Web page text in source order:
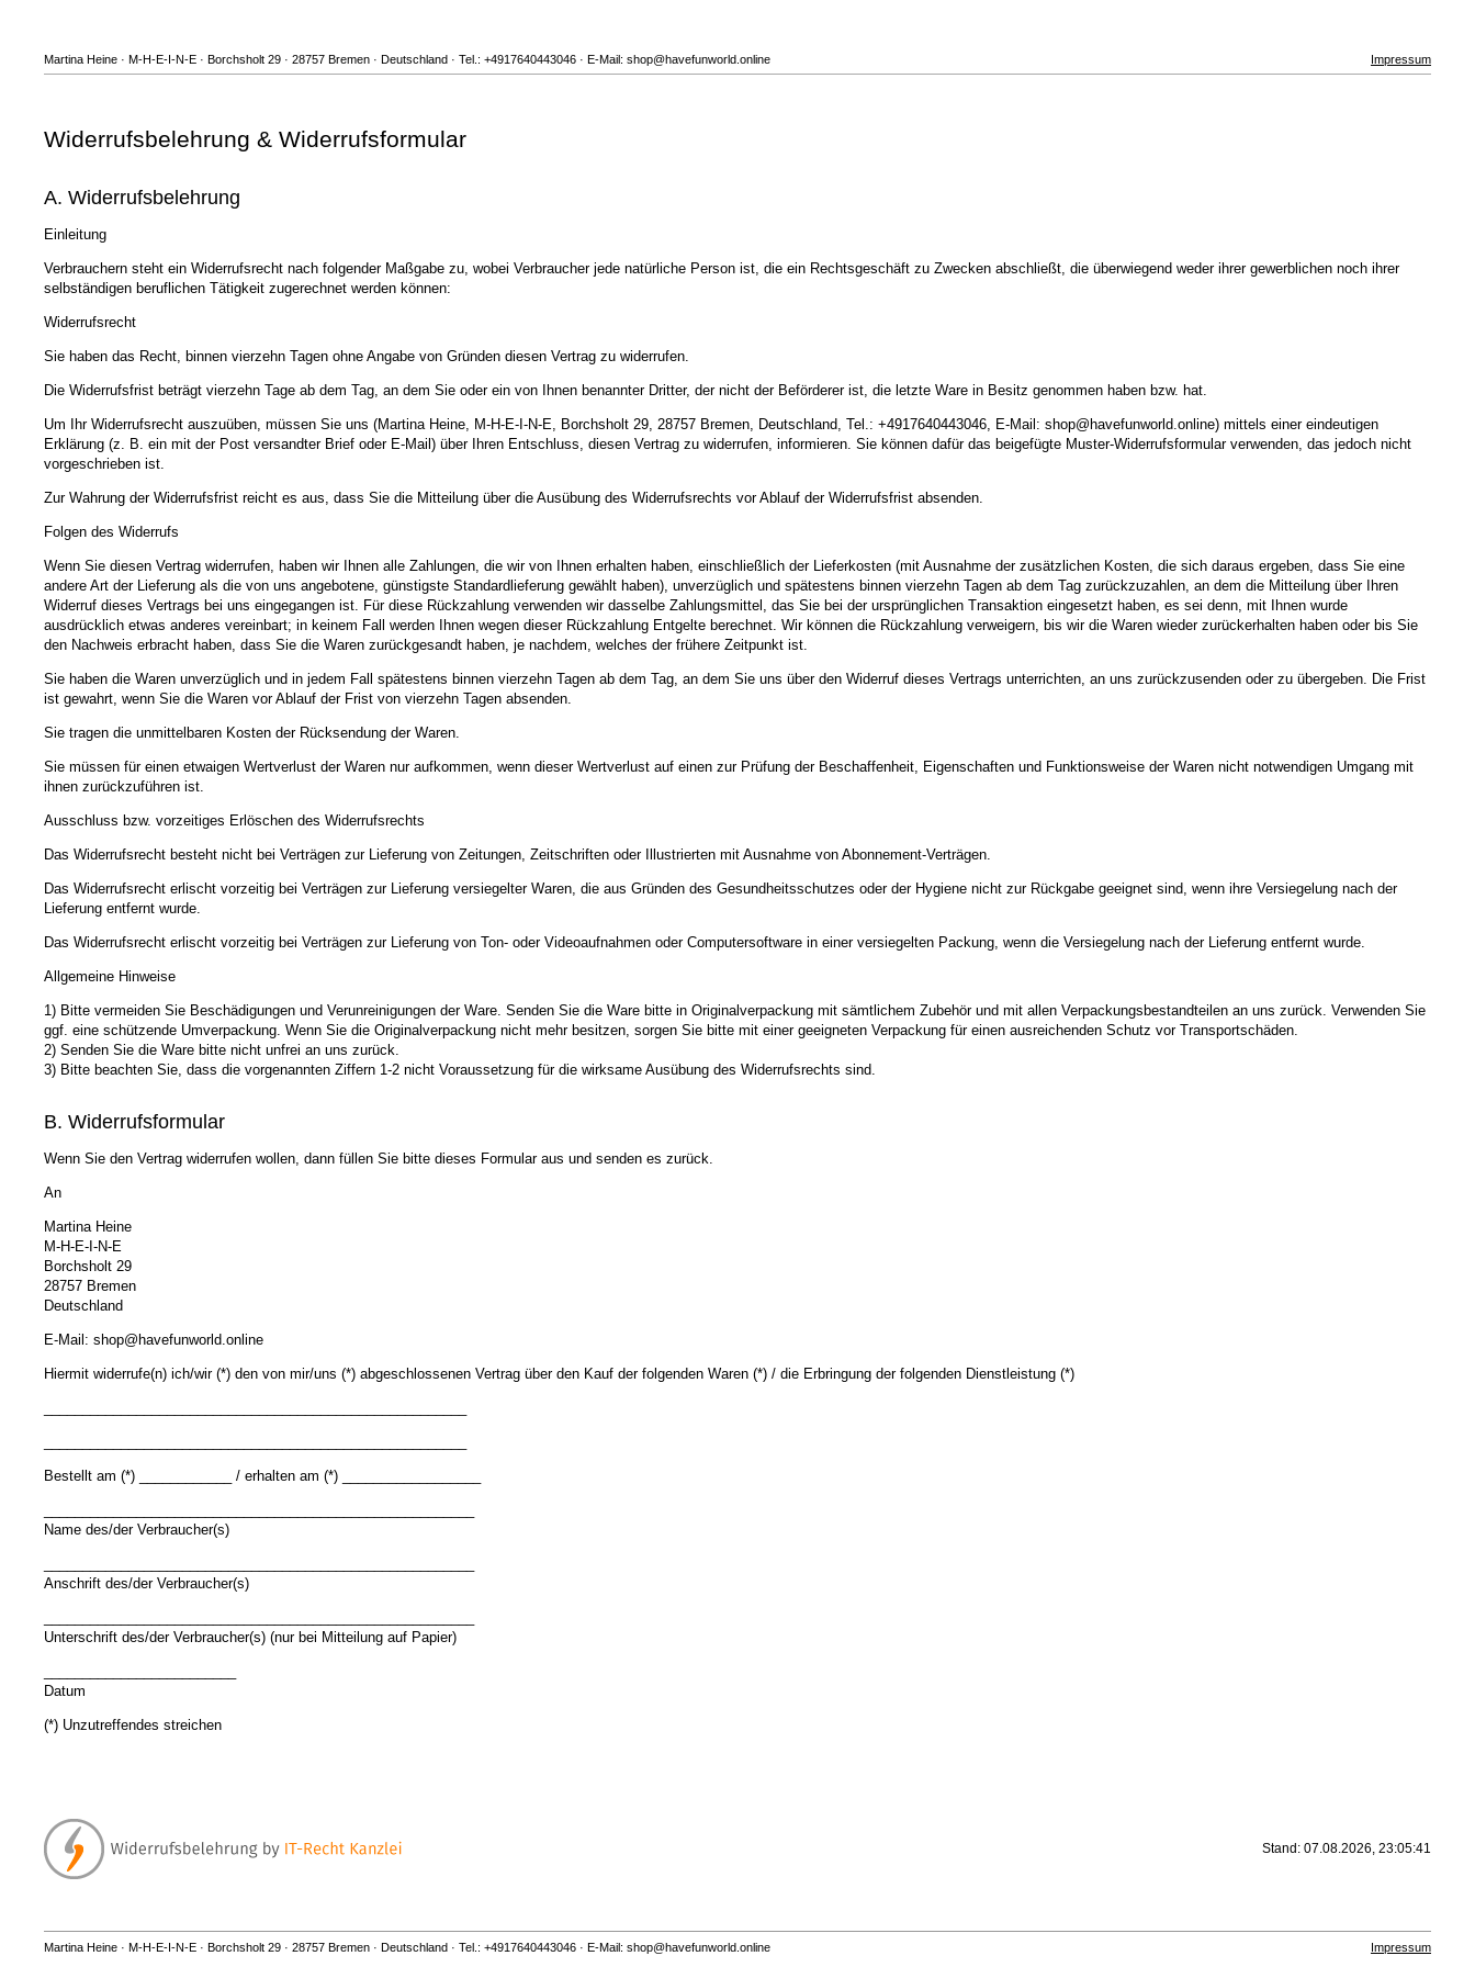
Martina Heine · M-H-E-I-N-E · Borchsholt 29 · 28757 Bremen · Deutschland · Tel.: +4917640443046 · E-Mail: shop@havefunworld.online Impressum
Widerrufsbelehrung & Widerrufsformular
A. Widerrufsbelehrung
Einleitung
Verbrauchern steht ein Widerrufsrecht nach folgender Maßgabe zu, wobei Verbraucher jede natürliche Person ist, die ein Rechtsgeschäft zu Zwecken abschließt, die überwiegend weder ihrer gewerblichen noch ihrer
selbständigen beruflichen Tätigkeit zugerechnet werden können:
Widerrufsrecht
Sie haben das Recht, binnen vierzehn Tagen ohne Angabe von Gründen diesen Vertrag zu widerrufen.
Die Widerrufsfrist beträgt vierzehn Tage ab dem Tag, an dem Sie oder ein von Ihnen benannter Dritter, der nicht der Beförderer ist, die letzte Ware in Besitz genommen haben bzw. hat.
Um Ihr Widerrufsrecht auszuüben, müssen Sie uns (Martina Heine, M-H-E-I-N-E, Borchsholt 29, 28757 Bremen, Deutschland, Tel.: +4917640443046, E-Mail: shop@havefunworld.online) mittels einer eindeutigen
Erklärung (z. B. ein mit der Post versandter Brief oder E-Mail) über Ihren Entschluss, diesen Vertrag zu widerrufen, informieren. Sie können dafür das beigefügte Muster-Widerrufsformular verwenden, das jedoch nicht
vorgeschrieben ist.
Zur Wahrung der Widerrufsfrist reicht es aus, dass Sie die Mitteilung über die Ausübung des Widerrufsrechts vor Ablauf der Widerrufsfrist absenden.
Folgen des Widerrufs
Wenn Sie diesen Vertrag widerrufen, haben wir Ihnen alle Zahlungen, die wir von Ihnen erhalten haben, einschließlich der Lieferkosten (mit Ausnahme der zusätzlichen Kosten, die sich daraus ergeben, dass Sie eine
andere Art der Lieferung als die von uns angebotene, günstigste Standardlieferung gewählt haben), unverzüglich und spätestens binnen vierzehn Tagen ab dem Tag zurückzuzahlen, an dem die Mitteilung über Ihren
Widerruf dieses Vertrags bei uns eingegangen ist. Für diese Rückzahlung verwenden wir dasselbe Zahlungsmittel, das Sie bei der ursprünglichen Transaktion eingesetzt haben, es sei denn, mit Ihnen wurde
ausdrücklich etwas anderes vereinbart; in keinem Fall werden Ihnen wegen dieser Rückzahlung Entgelte berechnet. Wir können die Rückzahlung verweigern, bis wir die Waren wieder zurückerhalten haben oder bis Sie
den Nachweis erbracht haben, dass Sie die Waren zurückgesandt haben, je nachdem, welches der frühere Zeitpunkt ist.
Sie haben die Waren unverzüglich und in jedem Fall spätestens binnen vierzehn Tagen ab dem Tag, an dem Sie uns über den Widerruf dieses Vertrags unterrichten, an uns zurückzusenden oder zu übergeben. Die Frist
ist gewahrt, wenn Sie die Waren vor Ablauf der Frist von vierzehn Tagen absenden.
Sie tragen die unmittelbaren Kosten der Rücksendung der Waren.
Sie müssen für einen etwaigen Wertverlust der Waren nur aufkommen, wenn dieser Wertverlust auf einen zur Prüfung der Beschaffenheit, Eigenschaften und Funktionsweise der Waren nicht notwendigen Umgang mit
ihnen zurückzuführen ist.
Ausschluss bzw. vorzeitiges Erlöschen des Widerrufsrechts
Das Widerrufsrecht besteht nicht bei Verträgen zur Lieferung von Zeitungen, Zeitschriften oder Illustrierten mit Ausnahme von Abonnement-Verträgen.
Das Widerrufsrecht erlischt vorzeitig bei Verträgen zur Lieferung versiegelter Waren, die aus Gründen des Gesundheitsschutzes oder der Hygiene nicht zur Rückgabe geeignet sind, wenn ihre Versiegelung nach der
Lieferung entfernt wurde.
Das Widerrufsrecht erlischt vorzeitig bei Verträgen zur Lieferung von Ton- oder Videoaufnahmen oder Computersoftware in einer versiegelten Packung, wenn die Versiegelung nach der Lieferung entfernt wurde.
Allgemeine Hinweise
1) Bitte vermeiden Sie Beschädigungen und Verunreinigungen der Ware. Senden Sie die Ware bitte in Originalverpackung mit sämtlichem Zubehör und mit allen Verpackungsbestandteilen an uns zurück. Verwenden Sie
ggf. eine schützende Umverpackung. Wenn Sie die Originalverpackung nicht mehr besitzen, sorgen Sie bitte mit einer geeigneten Verpackung für einen ausreichenden Schutz vor Transportschäden.
2) Senden Sie die Ware bitte nicht unfrei an uns zurück.
3) Bitte beachten Sie, dass die vorgenannten Ziffern 1-2 nicht Voraussetzung für die wirksame Ausübung des Widerrufsrechts sind.
B. Widerrufsformular
Wenn Sie den Vertrag widerrufen wollen, dann füllen Sie bitte dieses Formular aus und senden es zurück.
An
Martina Heine
M-H-E-I-N-E
Borchsholt 29
28757 Bremen
Deutschland
E-Mail: shop@havefunworld.online
Hiermit widerrufe(n) ich/wir (*) den von mir/uns (*) abgeschlossenen Vertrag über den Kauf der folgenden Waren (*) / die Erbringung der folgenden Dienstleistung (*)
Bestellt am (*) ____________ / erhalten am (*) __________________
Name des/der Verbraucher(s)
Anschrift des/der Verbraucher(s)
Unterschrift des/der Verbraucher(s) (nur bei Mitteilung auf Papier)
Datum
(*) Unzutreffendes streichen
Stand: 07.08.2026, 23:05:41
Martina Heine · M-H-E-I-N-E · Borchsholt 29 · 28757 Bremen · Deutschland · Tel.: +4917640443046 · E-Mail: shop@havefunworld.online Impressum